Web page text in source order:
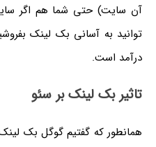
آن سایت) حتی شما هم اگر
توانید به آسانی بک لینک
درآمد است.
تاثیر بک لینک بر سئو
همانطور که گفتیم گوگل بک